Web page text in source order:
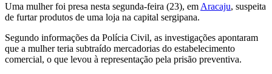
Uma mulher foi presa nesta segunda-feira (23), em Aracaju, suspeita
de furtar produtos de uma loja na capital sergipana.
Segundo informações da Polícia Civil, as investigações apontaram
que a mulher teria subtraído mercadorias do estabelecimento
comercial, o que levou à representação pela prisão preventiva.